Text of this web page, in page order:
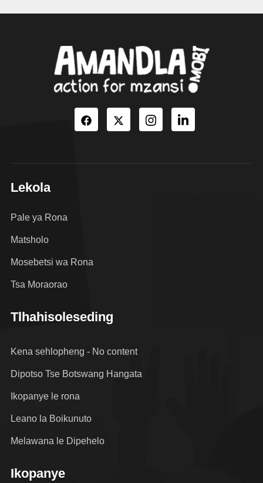
Lekola
Pale ya Rona
Matsholo
Mosebetsi wa Rona
Tsa Moraorao
Tlhahisoleseding
Kena sehlopheng - No content
Dipotso Tse Botswang Hangata
Ikopanye le rona
Leano la Boikunuto
Melawana le Dipehelo
Ikopanye